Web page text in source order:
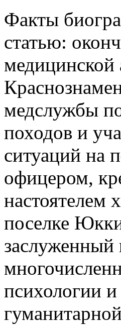
Факты
статью:
медицинской
медслужбы
походов и
ситуаций на
офицером,
настоятелем
поселке
заслуженный
психологии